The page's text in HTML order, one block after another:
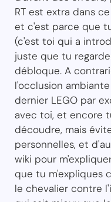
RT est extra dans
et c'est parce que
(c'est toi qui a
juste que tu
débloque. A
l'occlusion
dernier LEGO par
avec toi, et encore
découdre, mais
personnelles, et
wiki pour
que tu m'expliques
le chevalier contre